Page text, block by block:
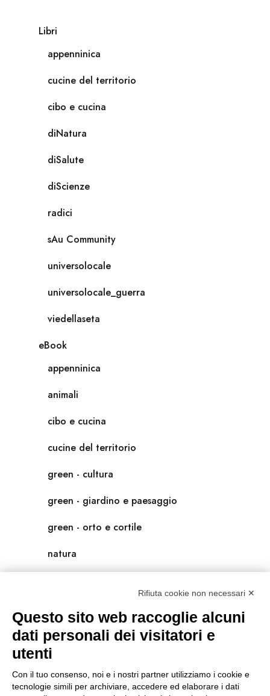
Libri
appenninica
cucine del territorio
cibo e cucina
diNatura
diSalute
diScienze
radici
sAu Community
universolocale
universolocale_guerra
viedellaseta
eBook
appenninica
animali
cibo e cucina
cucine del territorio
green - cultura
green - giardino e paesaggio
green - orto e cortile
natura
scienza
universolocale
viedellaseta
Rifiuta cookie non necessari ✕
Questo sito web raccoglie alcuni
dati personali dei visitatori e
utenti
Con il tuo consenso, noi e i nostri partner utilizziamo i cookie e
tecnologie simili per archiviare, accedere ed elaborare i dati